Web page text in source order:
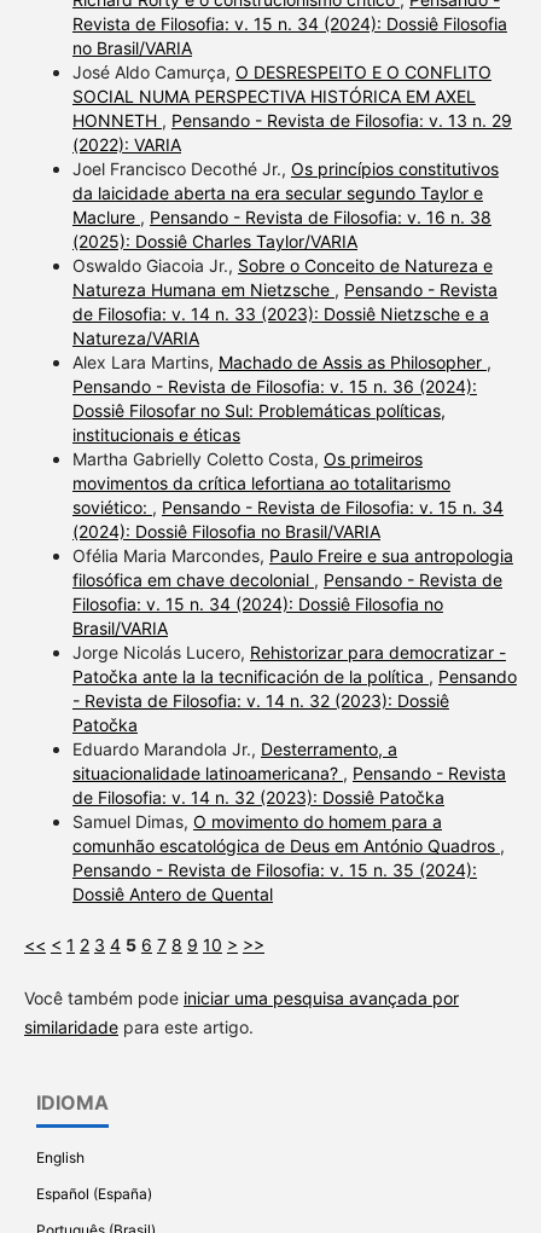
Revista de Filosofia: v. 15 n. 34 (2024): Dossiê Filosofia
no Brasil/VARIA
José Aldo Camurça, O DESRESPEITO E O CONFLITO
SOCIAL NUMA PERSPECTIVA HISTÓRICA EM AXEL
HONNETH , Pensando - Revista de Filosofia: v. 13 n. 29
(2022): VARIA
Joel Francisco Decothé Jr., Os princípios constitutivos
da laicidade aberta na era secular segundo Taylor e
Maclure , Pensando - Revista de Filosofia: v. 16 n. 38
(2025): Dossiê Charles Taylor/VARIA
Oswaldo Giacoia Jr., Sobre o Conceito de Natureza e
Natureza Humana em Nietzsche , Pensando - Revista
de Filosofia: v. 14 n. 33 (2023): Dossiê Nietzsche e a
Natureza/VARIA
Alex Lara Martins, Machado de Assis as Philosopher ,
Pensando - Revista de Filosofia: v. 15 n. 36 (2024):
Dossiê Filosofar no Sul: Problemáticas políticas,
institucionais e éticas
Martha Gabrielly Coletto Costa, Os primeiros
movimentos da crítica lefortiana ao totalitarismo
soviético: , Pensando - Revista de Filosofia: v. 15 n. 34
(2024): Dossiê Filosofia no Brasil/VARIA
Ofélia Maria Marcondes, Paulo Freire e sua antropologia
filosófica em chave decolonial , Pensando - Revista de
Filosofia: v. 15 n. 34 (2024): Dossiê Filosofia no
Brasil/VARIA
Jorge Nicolás Lucero, Rehistorizar para democratizar -
Patočka ante la la tecnificación de la política , Pensando
- Revista de Filosofia: v. 14 n. 32 (2023): Dossiê
Patočka
Eduardo Marandola Jr., Desterramento, a
situacionalidade latinoamericana? , Pensando - Revista
de Filosofia: v. 14 n. 32 (2023): Dossiê Patočka
Samuel Dimas, O movimento do homem para a
comunhão escatológica de Deus em António Quadros ,
Pensando - Revista de Filosofia: v. 15 n. 35 (2024):
Dossiê Antero de Quental
<< < 1 2 3 4 5 6 7 8 9 10 > >>
Você também pode iniciar uma pesquisa avançada por
similaridadepara este artigo.
IDIOMA
English
Español (España)